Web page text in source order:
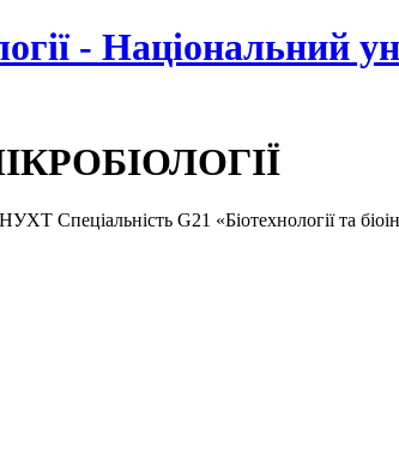
- Національний
G21 «Біотехнології та